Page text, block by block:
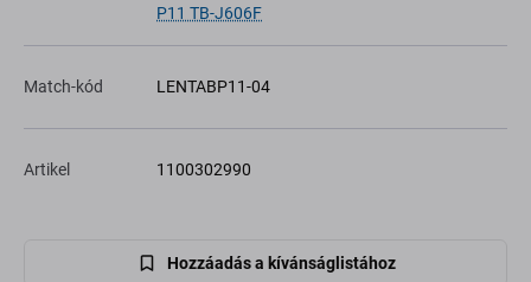
P11 TB-J606F
Match-kód LENTABP11-04
Artikel 1100302990
Hozzáadás a kívánságlistához